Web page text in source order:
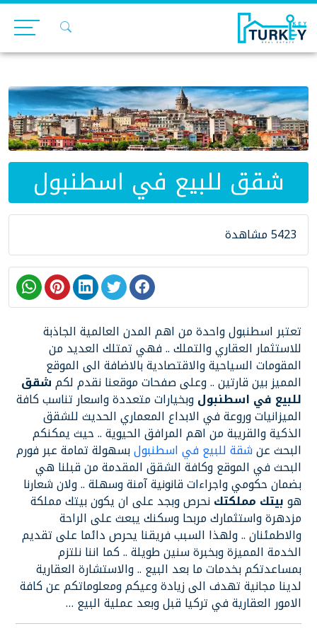
Skip
content
شقق للبيع في اسطنبول
5423 مشاهدة
تعتبر اسطنبول واحدة من اهم المدن العالمية الجاذبة
للاستثمار العقاري والتملك .. فهي تمتلك العديد من
المقومات السياحية والاقتصادية بالاضافة الى الموقع
المميز بين قارتين .. وعلى صفحات موقعنا نقدم لكمشقق
للبيع في اسطنبولوبخيارات متعددة واسعار تناسب كافة
الميزانيات وروعة في الابداع المعماري الحديث للشقق
الذكية والقريبة من اهم المرافق الحيوية .. حيث يمكنكم
البحث عنشقة للبيع في اسطنبولبسهولة تمامة عبر فورم
البحث في الموقع وكافة الشقق المقدمة من قبلنا هي
بضمان حكومي واجراءات قانونية آمنة وسهلة .. ولان شعارنا
هوبيتك مملكتكنحرص وبجد على ان يكون بيتك مملكة
مزدهرة واستثمارك مربحا وسكنك يبعث على الراحة
والاطمئنان .. ولهذا السبب فريقنا يحرص دائما على تقديم
الخدمة المميزة وبخبرة سنين طويلة .. كما اننا نلتزم
بمساعدتكم بخدمات ما بعد البيع .. والاستشارة العقارية
لدينا مجانية تهدف الى زيادة وعيكم ومعلوماتكم عن كافة
الامور العقارية في تركيا قبل وبعد عملية البيع …